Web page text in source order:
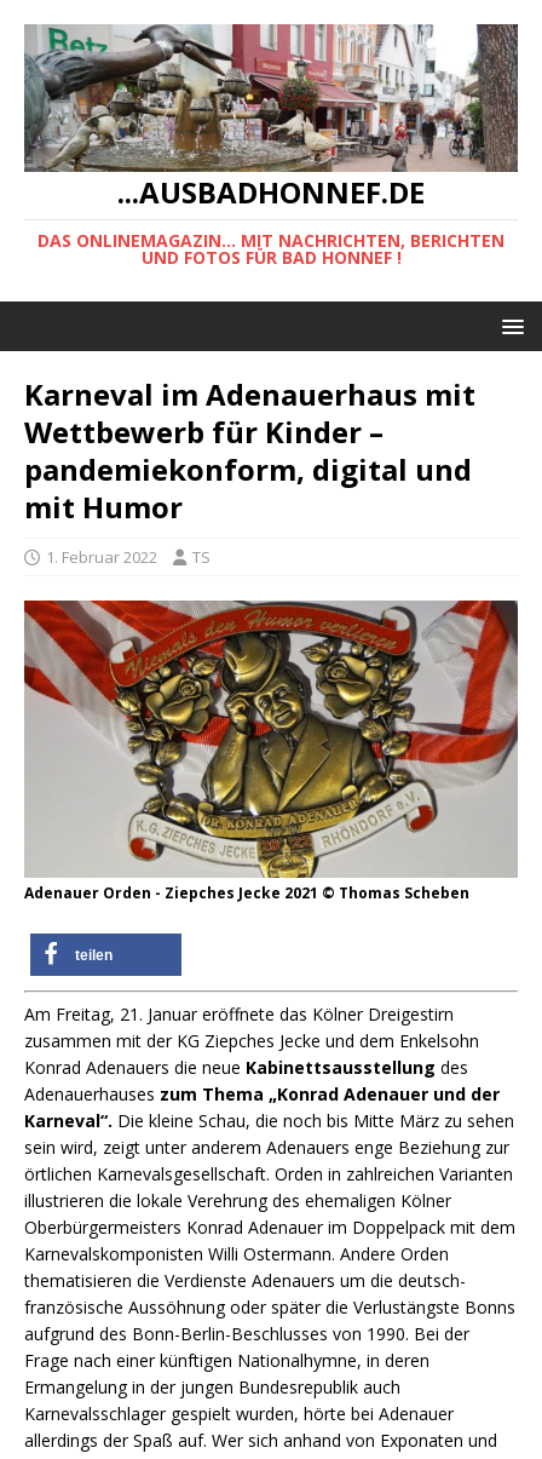
...AUSBADHONNEF.DE
DAS ONLINEMAGAZIN... MIT NACHRICHTEN, BERICHTEN
UND FOTOS FÜR BAD HONNEF !
Karneval im Adenauerhaus mit
Wettbewerb für Kinder –
pandemiekonform, digital und
mit Humor
1. Februar 2022 TS
Adenauer Orden - Ziepches Jecke 2021 © Thomas Scheben
teilen
Am Freitag, 21. Januar eröffnete das Kölner Dreigestirn
zusammen mit der KG Ziepches Jecke und dem Enkelsohn
Konrad Adenauers die neue Kabinettsausstellung des
Adenauerhauses zum Thema „Konrad Adenauer und der
Karneval“. Die kleine Schau, die noch bis Mitte März zu sehen
sein wird, zeigt unter anderem Adenauers enge Beziehung zur
örtlichen Karnevalsgesellschaft. Orden in zahlreichen Varianten
illustrieren die lokale Verehrung des ehemaligen Kölner
Oberbürgermeisters Konrad Adenauer im Doppelpack mit dem
Karnevalskomponisten Willi Ostermann. Andere Orden
thematisieren die Verdienste Adenauers um die deutsch-
französische Aussöhnung oder später die Verlustängste Bonns
aufgrund des Bonn-Berlin-Beschlusses von 1990. Bei der
Frage nach einer künftigen Nationalhymne, in deren
Ermangelung in der jungen Bundesrepublik auch
Karnevalsschlager gespielt wurden, hörte bei Adenauer
allerdings der Spaß auf. Wer sich anhand von Exponaten und